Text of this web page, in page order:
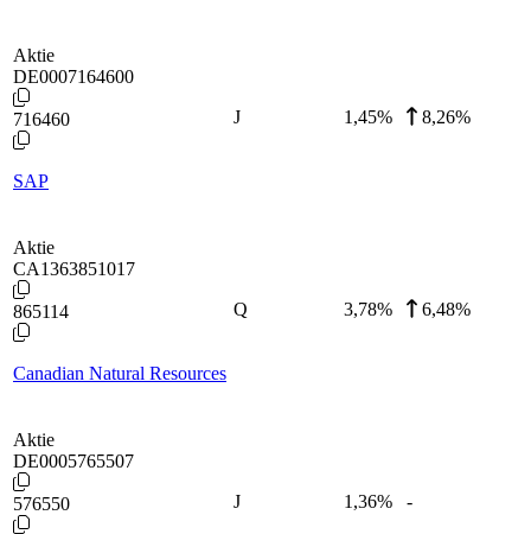
Aktie
DE0007164600
716460
SAP
J 1,45% 8,26%
Aktie
CA1363851017
865114
Canadian Natural Resources
Q 3,78% 6,48%
Aktie
DE0005765507
576550 J 1,36% -